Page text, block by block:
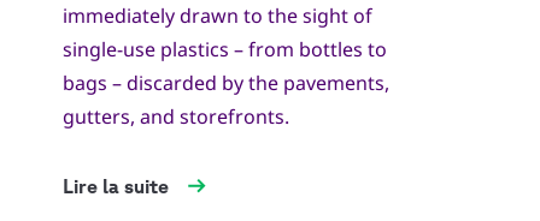
immediately drawn to the sight of
single-use plastics – from bottles to
bags – discarded by the pavements,
gutters, and storefronts.
Lire la suite